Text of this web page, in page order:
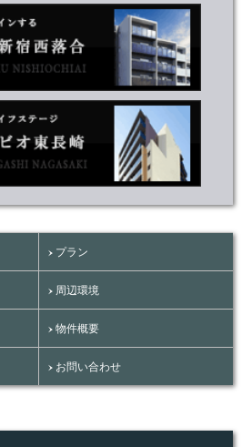
プラン
周辺環境
物件概要
お問い合わせ